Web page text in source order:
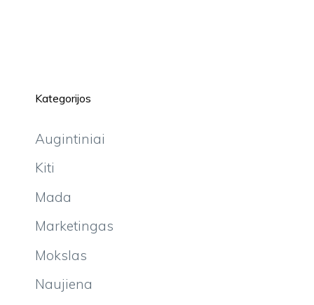
Kategorijos
Augintiniai
Kiti
Mada
Marketingas
Mokslas
Naujiena